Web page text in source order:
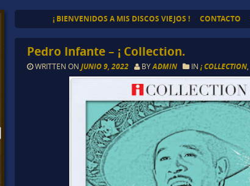
¡ BIENVENIDOS A MIS DISCOS VIEJOS ! CONTACTO
Pedro Infante – ¡ Collection.
WRITTEN ONJUNIO 9, 2022 BYADMIN IN¡ COLLECTION